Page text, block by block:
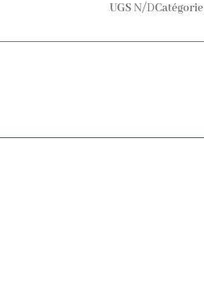
UGSN/DCatégorie